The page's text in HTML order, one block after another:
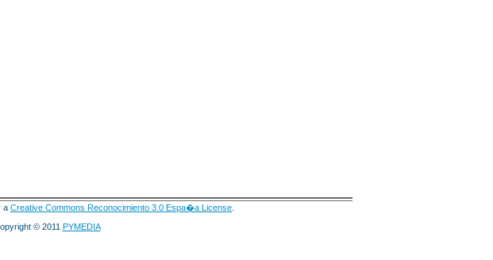
a Creative Commons Reconocimiento 3.0 Espa�a License
© 2011 PYMEDIA